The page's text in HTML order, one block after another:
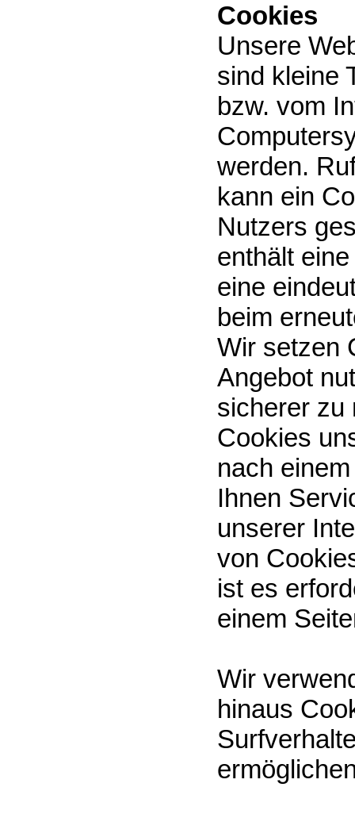
Cookies
Unsere
sind kleine
bzw. vom
werden.
kann ein
Nutzers
enthält
eine
beim
Wir setzen
Angebot
sicherer zu
Cookies
nach
Ihnen
unserer
von
ist es
einem
Wir
hinaus